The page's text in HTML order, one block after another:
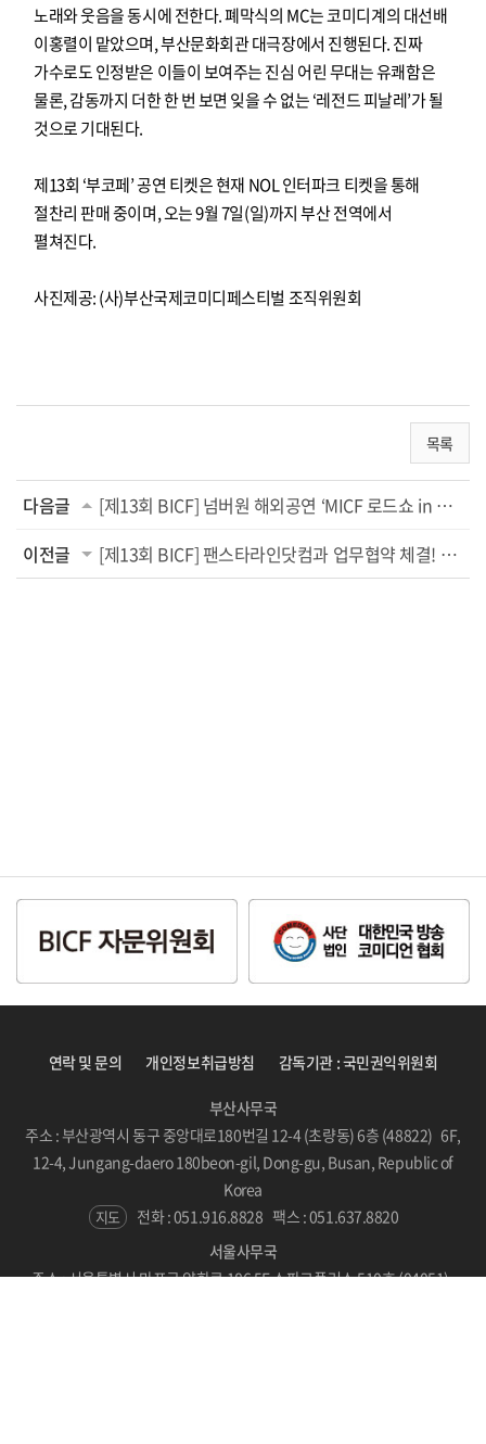
노래와 웃음을 동시에 전한다. 폐막식의 MC는 코미디계의 대선배
이홍렬이 맡았으며, 부산문화회관 대극장에서 진행된다. 진짜
가수로도 인정받은 이들이 보여주는 진심 어린 무대는 유쾌함은
물론, 감동까지 더한 한 번 보면 잊을 수 없는 ‘레전드 피날레’가 될
것으로 기대된다.
제13회 ‘부코페’ 공연 티켓은 현재 NOL 인터파크 티켓을 통해
절찬리 판매 중이며, 오는 9월 7일(일)까지 부산 전역에서
펼쳐진다.
사진제공: (사)부산국제코미디페스티벌 조직위원회
목록
다음글
[제13회 BICF] 넘버원 해외공연 ‘MICF 로드쇼 in 부산’ 성료!
이전글
[제13회 BICF] 팬스타라인닷컴과 업무협약 체결! 파트너십 구축
연락 및 문의 개인정보취급방침 감독기관 : 국민권익위원회
부산사무국
주소 : 부산광역시 동구 중앙대로180번길 12-4 (초량동) 6층 (48822) 6F,
12-4, Jungang-daero 180beon-gil, Dong-gu, Busan, Republic of
Korea
지도 전화 : 051.916.8828 팩스 : 051.637.8820
서울사무국
주소 : 서울특별시 마포구 양화로 186 5F 스파크플러스 510호 (04051)